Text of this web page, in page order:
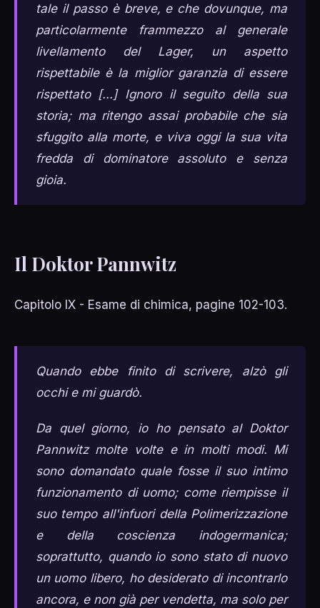
tale il passo è breve, e che dovunque, ma
particolarmente frammezzo al generale
livellamento del Lager, un aspetto
rispettabile è la miglior garanzia di essere
rispettato [...] Ignoro il seguito della sua
storia; ma ritengo assai probabile che sia
sfuggito alla morte, e viva oggi la sua vita
fredda di dominatore assoluto e senza
gioia.
Il Doktor Pannwitz
Capitolo IX - Esame di chimica, pagine 102-103.
Quando ebbe finito di scrivere, alzò gli
occhi e mi guardò.
Da quel giorno, io ho pensato al Doktor
Pannwitz molte volte e in molti modi. Mi
sono domandato quale fosse il suo intimo
funzionamento di uomo; come riempisse il
suo tempo all'infuori della Polimerizzazione
e della coscienza indogermanica;
soprattutto, quando io sono stato di nuovo
un uomo libero, ho desiderato di incontrarlo
ancora, e non già per vendetta, ma solo per